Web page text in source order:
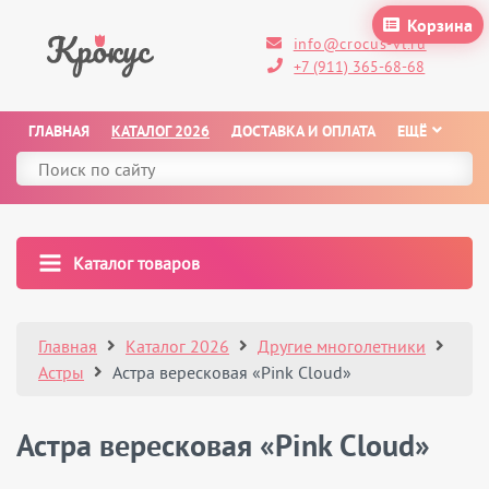
Корзина
info@crocus-vl.ru
+7 (911) 365-68-68
ГЛАВНАЯ КАТАЛОГ 2026 ДОСТАВКА И ОПЛАТА ЕЩЁ
Каталог товаров
Главная Каталог 2026
Другие многолетники
Астры
Астра вересковая «Pink Cloud»
Астра вересковая «Pink Cloud»